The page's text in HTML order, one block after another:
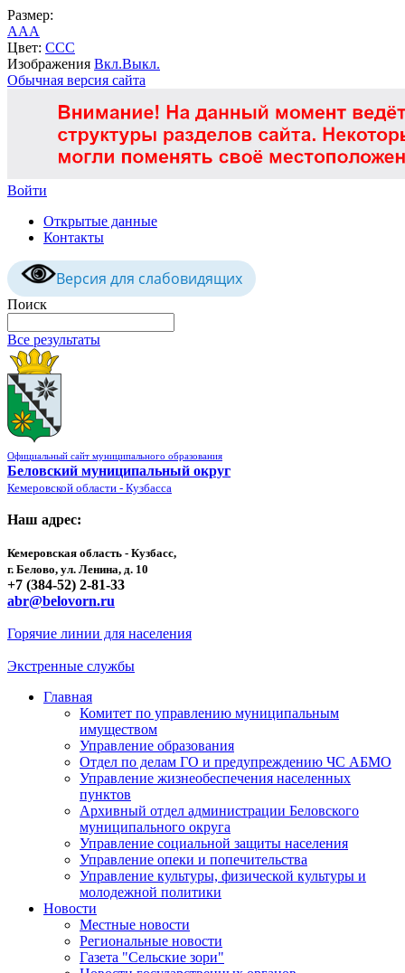
Размер:
AAA
Цвет: CCC
Изображения Вкл.Выкл.
Обычная версия сайта
Войти
Открытые данные
Контакты
Версия для слабовидящих
Поиск
Все результаты
Официальный сайт муниципального образования
Беловский муниципальный округ
Кемеровской области - Кузбасса
Наш адрес:
Кемеровская область - Кузбасс,
г. Белово, ул. Ленина, д. 10
+7 (384-52) 2-81-33
abr@belovorn.ru
Горячие линии для населения
Экстренные службы
Главная
Комитет по управлению муниципальным
имуществом
Управление образования
Отдел по делам ГО и предупреждению ЧС АБМО
Управление жизнеобеспечения населенных
пунктов
Архивный отдел администрации Беловского
муниципального округа
Управление социальной защиты населения
Управление опеки и попечительства
Управление культуры, физической культуры и
молодежной политики
Новости
Местные новости
Региональные новости
Газета "Сельские зори"